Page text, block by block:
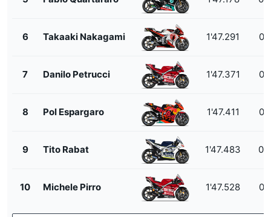
6 Takaaki Nakagami 1'47.291
7 Danilo Petrucci 1'47.371
8 Pol Espargaro 1'47.411
9 Tito Rabat 1'47.483
10 Michele Pirro 1'47.528